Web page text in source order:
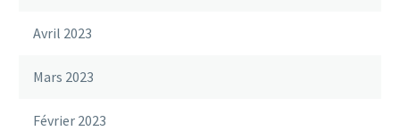
Avril 2023
Mars 2023
Février 2023